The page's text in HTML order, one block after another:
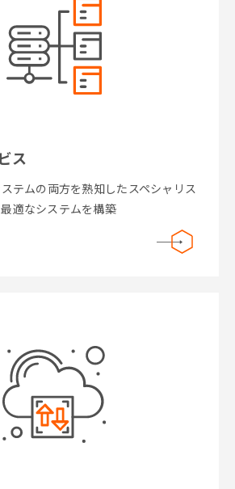
ス
テムの両方を熟知したスペシャリス
適なシステムを構築